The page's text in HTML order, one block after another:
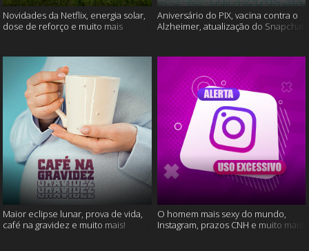
Novidades da Netflix, energia solar,
dose de reforço e muito mais
Aniversário do PIX, vacina contra o
Alzheimer, atualização do Snapchat
Maior eclipse lunar, prova de vida,
café na gravidez e muito mais!
O homem mais sexy do mundo,
Instagram, prazos CNH e muito mais!